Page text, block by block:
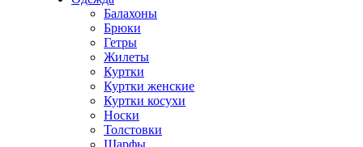
Балахоны
Брюки
Гетры
Жилеты
Куртки
Куртки женские
Куртки косухи
Носки
Толстовки
Шарфы